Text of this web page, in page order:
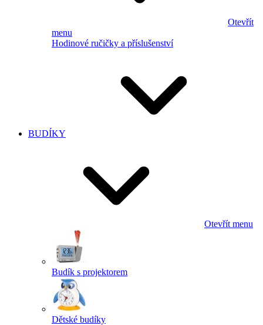
Otevřít
menu
Hodinové ručičky a příslušenství
BUDÍKY
Otevřít menu
Budík s projektorem
Dětské budíky